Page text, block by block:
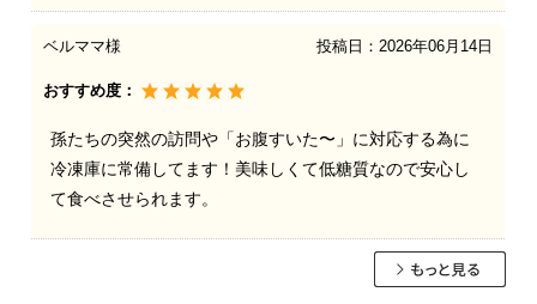
ベルママ様 投稿日：2026年06月14日
おすすめ度：
孫たちの突然の訪問や「お腹すいた〜」に対応する為に
冷凍庫に常備してます！美味しくて低糖質なので安心し
て食べさせられます。